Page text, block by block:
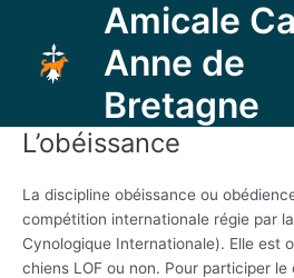
contenu
Amicale
Anne de
Bretagne
L’obéissance
La discipline obéissance ou
compétition internationale régie par
Cynologique Internationale). Elle est
chiens LOF ou non. Pour participer